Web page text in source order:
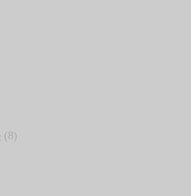
(8)